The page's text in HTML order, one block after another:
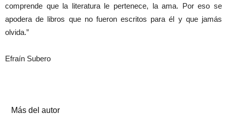
comprende que la literatura le pertenece, la ama. Por eso se
apodera de libros que no fueron escritos para él y que jamás
olvida.”
Efraín Subero
Más del autor